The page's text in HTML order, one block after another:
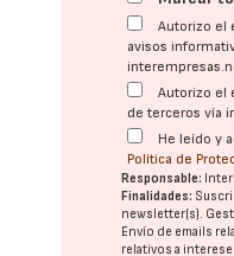
Autorizo el
avisos
Autorizo el
de terceros vía
He leído y
Política de
Responsable:
Finalidades:
newsletter(s).
Envío de emails
relativos a